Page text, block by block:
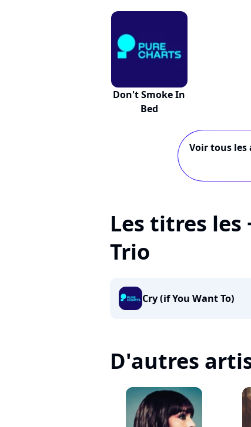
Don't Smoke In
Bed
Voir tous les
Les titres les
Trio
Cry (if You Want To)
D'autres